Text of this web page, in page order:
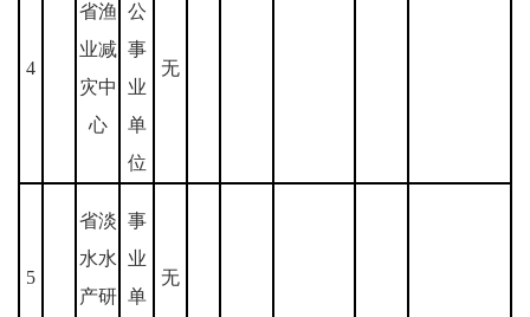
4
省渔
业减
灾中
心
公
事
业
单
位
无
5
省淡
水水
产研
事
业
单
无